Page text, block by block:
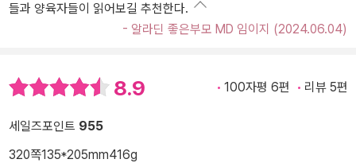
들과 양육자들이 읽어보길 추천한다.
- 알라딘 좋은부모 MD 임이지 (2024.06.04)
8.9 100자평 6편 리뷰 5편
세일즈포인트 955
320쪽135*205mm416g